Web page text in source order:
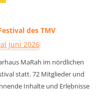
des TMV
MaRah im nördlichen
statt. 72 Mitglieder und
Inhalte und Erlebnisse